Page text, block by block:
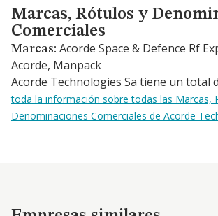
Marcas, Rótulos y Denominaciones
Marcas, Rótulos y
Comerciales
Marcas: Acorde Space & Defence Rf
Acorde, Manpack
Acorde Technologies Sa tiene un total
toda la información sobre todas las Marcas,
Denominaciones Comerciales de Acorde
Empresas similares